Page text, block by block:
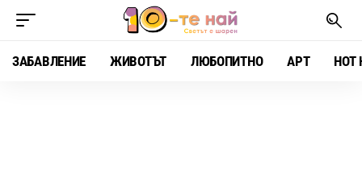
ЗАБАВЛЕНИЕ ЖИВОТЪТ ЛЮБОПИТНО АРТ HOT